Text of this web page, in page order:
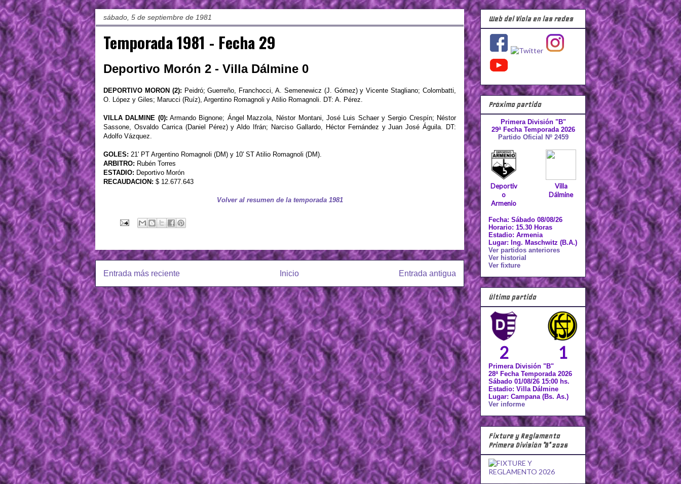
sábado, 5 de septiembre de 1981
Temporada 1981 - Fecha 29
Deportivo Morón 2 - Villa Dálmine 0
DEPORTIVO MORON (2): Peidró; Guerreño, Franchocci, A. Semenewicz (J. Gómez) y Vicente Stagliano; Colombatti,
O. López y Giles; Marucci (Ruíz), Argentino Romagnoli y Atilio Romagnoli. DT: A. Pérez.
VILLA DALMINE (0): Armando Bignone; Ángel Mazzola, Néstor Montani, José Luis Schaer y Sergio Crespín; Néstor
Sassone, Osvaldo Carrica (Daniel Pérez) y Aldo Ifrán; Narciso Gallardo, Héctor Fernández y Juan José Águila. DT:
Adolfo Vázquez.
GOLES: 21' PT Argentino Romagnoli (DM) y 10' ST Atilio Romagnoli (DM).
ARBITRO: Rubén Torres
ESTADIO: Deportivo Morón
RECAUDACION: $ 12.677.643
Volver al resumen de la temporada 1981
Entrada más reciente Entrada antigua
Inicio
Web del Viola en las redes
Próximo partido
Primera División "B"
29ª Fecha Temporada 2026
Partido Oficial Nº 2459
Deportiv
o
Armenio
Villa
Dálmine
Fecha: Sábado 08/08/26
Horario: 15.30 Horas
Estadio: Armenia
Lugar: Ing. Maschwitz (B.A.)
Ver partidos anteriores
Ver historial
Ver fixture
Último partido
2 1
Primera División "B"
28ª Fecha Temporada 2026
Sábado 01/08/26 15:00 hs.
Estadio: Villa Dálmine
Lugar: Campana (Bs. As.)
Ver informe
Fixture y Reglamento
Primera División "B" 2026